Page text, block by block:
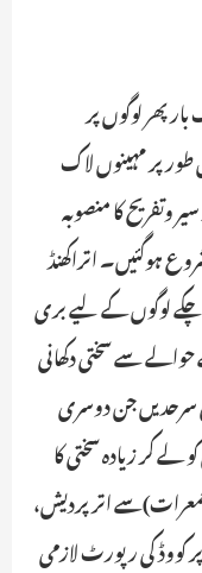
پھر لوگوں پر
پر مہینوں لاک
کا منصوبہ
ہوگئیں۔ اتراکھنڈ
چکے لوگوں کے لیے بری
سے سختی دکھانی
جن دوسری
کر زیادہ سختی کا
اتر پردیش،
کووڈ کی رپورٹ لازمی